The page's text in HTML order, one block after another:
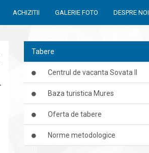
ACHIZITII GALERIE FOTO DESPRE NOI
Tabere
Centrul de vacanta Sovata II
Baza turistica Mures
Oferta de tabere
Norme metodologice